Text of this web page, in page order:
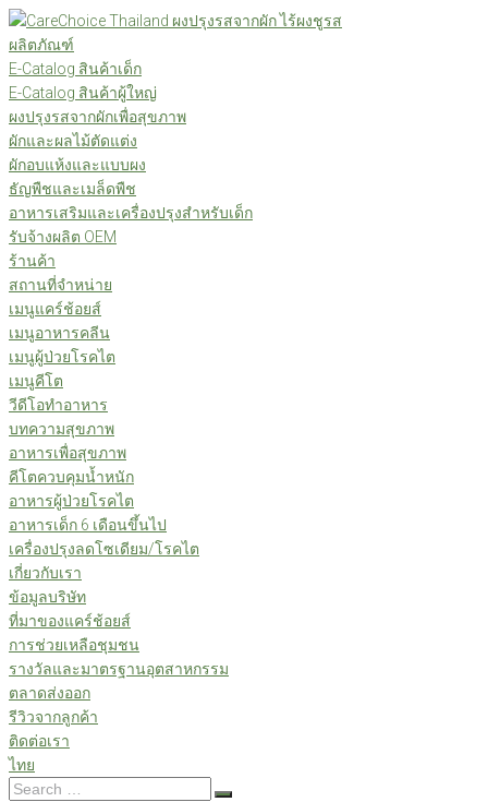
Skip
to
content
ผลิตภัณฑ์
E-Catalog สินค้าเด็ก
E-Catalog สินค้าผู้ใหญ่
ผงปรุงรสจากผักเพื่อสุขภาพ
ผักและผลไม้ตัดแต่ง
ผักอบแห้งและแบบผง
ธัญพืชและเมล็ดพืช
อาหารเสริมและเครื่องปรุงสำหรับเด็ก
รับจ้างผลิต OEM
ร้านค้า
สถานที่จำหน่าย
เมนูแคร์ช้อยส์
เมนูอาหารคลีน
เมนูผู้ป่วยโรคไต
เมนูคีโต
วีดีโอทำอาหาร
บทความสุขภาพ
อาหารเพื่อสุขภาพ
คีโตควบคุมน้ำหนัก
อาหารผู้ป่วยโรคไต
อาหารเด็ก 6 เดือนขึ้นไป
เครื่องปรุงลดโซเดียม/โรคไต
เกี่ยวกับเรา
ข้อมูลบริษัท
ที่มาของแคร์ช้อยส์
การช่วยเหลือชุมชน
รางวัลและมาตรฐานอุตสาหกรรม
ตลาดส่งออก
รีวิวจากลูกค้า
ติดต่อเรา
ไทย
Search